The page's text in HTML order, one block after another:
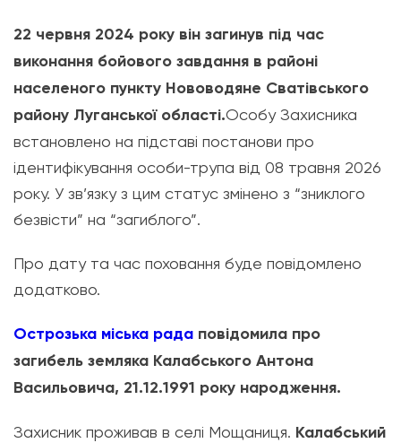
22 червня 2024 року він загинув під час
виконання бойового завдання в районі
населеного пункту Нововодяне Сватівського
району Луганської області.Особу Захисника
встановлено на підставі постанови про
ідентифікування особи-трупа від 08 травня 2026
року. У зв’язку з цим статус змінено з “зниклого
безвісти” на “загиблого”.
Про дату та час поховання буде повідомлено
додатково.
Острозька міська рада повідомила про
загибель земляка Калабського Антона
Васильовича, 21.12.1991 року народження.
Захисник проживав в селі Мощаниця. Калабський